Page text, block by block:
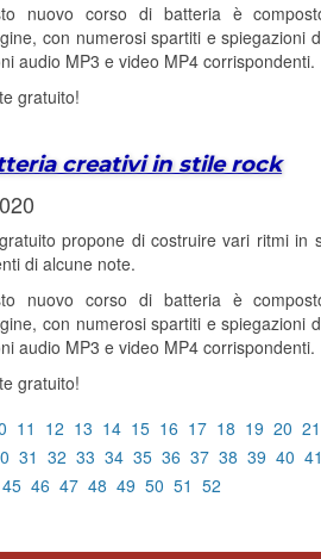
nuovo corso di batteria è
con numerosi spartiti e spiegazioni
audio MP3 e video MP4 corrispondenti.
gratuito!
creativi in stile rock
propone di costruire vari ritmi in
di alcune note.
nuovo corso di batteria è
con numerosi spartiti e spiegazioni
audio MP3 e video MP4 corrispondenti.
gratuito!
11 12 13 14 15 16 17 18 19 20 21
31 32 33 34 35 36 37 38 39 40
45 46 47 48 49 50 51 52